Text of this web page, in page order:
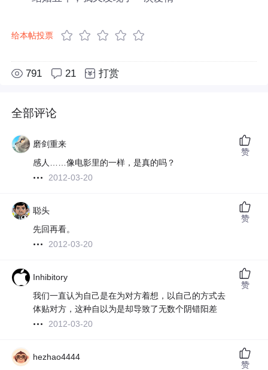
给本帖投票
791 21 打赏
全部评论
磨剑重来
感人……像电影里的一样，是真的吗？
2012-03-20
赞
聪头
先回再看。
2012-03-20
赞
Inhibitory
我们一直认为自己是在为对方着想，以自己的方式去
体贴对方，这种自以为是却导致了无数个阴错阳差
2012-03-20
赞
hezhao4444
赞